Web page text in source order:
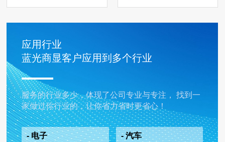
应用行业
蓝光商显客户应用到多个行业
服务的行业多少，体现了公司专业与专注， 找到一
家做过你行业的，让你省力省时更省心！
- 电子 - 汽车